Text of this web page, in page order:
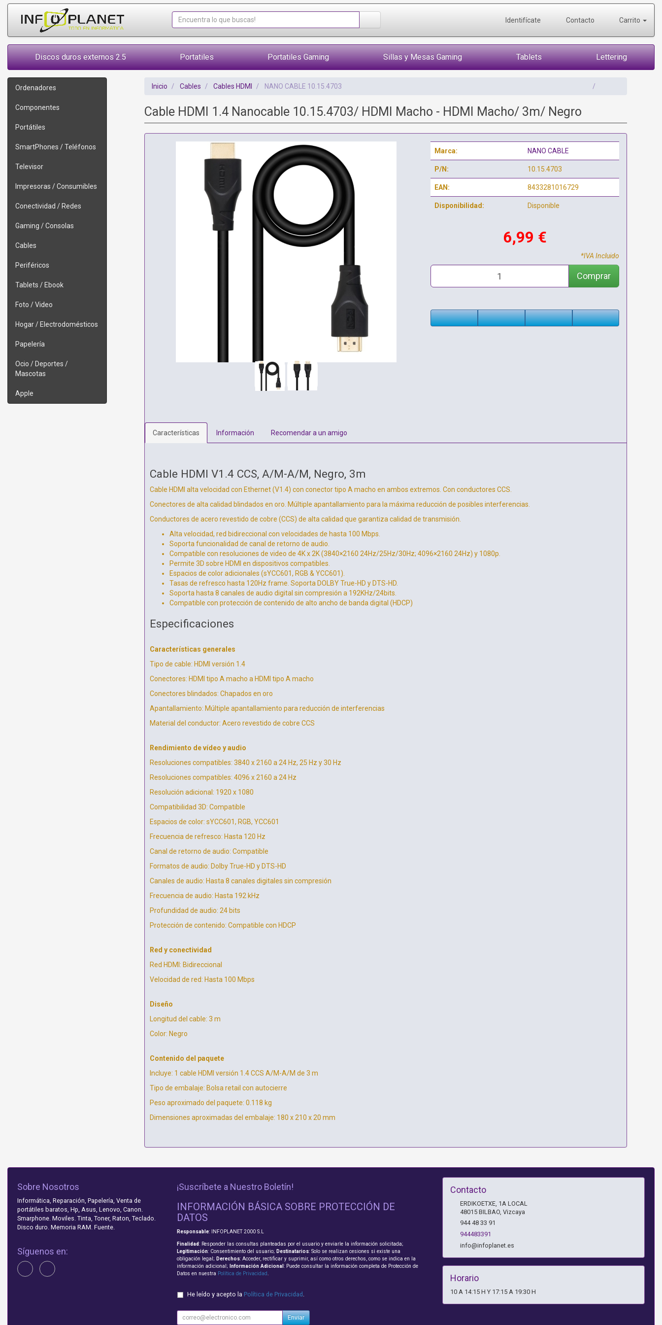
Identifícate Contacto Carrito
Discos duros externos 2.5 Portatiles Portatiles Gaming Sillas y Mesas Gaming Tablets Lettering
Ordenadores
Componentes
Portátiles
SmartPhones / Teléfonos
Televisor
Impresoras / Consumibles
Conectividad / Redes
Gaming / Consolas
Cables
Periféricos
Tablets / Ebook
Foto / Video
Hogar / Electrodomésticos
Papelería
Ocio / Deportes /
Mascotas
Apple
Inicio Cables Cables HDMI NANO CABLE 10.15.4703
Cable HDMI 1.4 Nanocable 10.15.4703/ HDMI Macho - HDMI Macho/ 3m/ Negro
Marca: NANO CABLE
P/N: 10.15.4703
EAN: 8433281016729
Disponibilidad: Disponible
6,99 €
*IVA Incluido
Comprar
Características Información Recomendar a un amigo
Cable HDMI V1.4 CCS, A/M-A/M, Negro, 3m
Cable HDMI alta velocidad con Ethernet (V1.4) con conector tipo A macho en ambos extremos. Con conductores CCS.
Conectores de alta calidad blindados en oro. Múltiple apantallamiento para la máxima reducción de posibles interferencias.
Conductores de acero revestido de cobre (CCS) de alta calidad que garantiza calidad de transmisión.
Alta velocidad, red bidireccional con velocidades de hasta 100 Mbps.
Soporta funcionalidad de canal de retorno de audio.
Compatible con resoluciones de video de 4K x 2K (3840×2160 24Hz/25Hz/30Hz; 4096×2160 24Hz) y 1080p.
Permite 3D sobre HDMI en dispositivos compatibles.
Espacios de color adicionales (sYCC601, RGB & YCC601).
Tasas de refresco hasta 120Hz frame. Soporta DOLBY True-HD y DTS-HD.
Soporta hasta 8 canales de audio digital sin compresión a 192KHz/24bits.
Compatible con protección de contenido de alto ancho de banda digital (HDCP)
Especificaciones
Características generales
Tipo de cable: HDMI versión 1.4
Conectores: HDMI tipo A macho a HDMI tipo A macho
Conectores blindados: Chapados en oro
Apantallamiento: Múltiple apantallamiento para reducción de interferencias
Material del conductor: Acero revestido de cobre CCS
Rendimiento de vídeo y audio
Resoluciones compatibles: 3840 x 2160 a 24 Hz, 25 Hz y 30 Hz
Resoluciones compatibles: 4096 x 2160 a 24 Hz
Resolución adicional: 1920 x 1080
Compatibilidad 3D: Compatible
Espacios de color: sYCC601, RGB, YCC601
Frecuencia de refresco: Hasta 120 Hz
Canal de retorno de audio: Compatible
Formatos de audio: Dolby True-HD y DTS-HD
Canales de audio: Hasta 8 canales digitales sin compresión
Frecuencia de audio: Hasta 192 kHz
Profundidad de audio: 24 bits
Protección de contenido: Compatible con HDCP
Red y conectividad
Red HDMI: Bidireccional
Velocidad de red: Hasta 100 Mbps
Diseño
Longitud del cable: 3 m
Color: Negro
Contenido del paquete
Incluye: 1 cable HDMI versión 1.4 CCS A/M-A/M de 3 m
Tipo de embalaje: Bolsa retail con autocierre
Peso aproximado del paquete: 0.118 kg
Dimensiones aproximadas del embalaje: 180 x 210 x 20 mm
Sobre Nosotros
Informática, Reparación, Papelería, Venta de
portátiles baratos, Hp, Asus, Lenovo, Canon.
Smarphone. Moviles. Tinta, Toner, Raton, Teclado.
Disco duro. Memoria RAM. Fuente.
Síguenos en:
¡Suscríbete a Nuestro Boletín!
INFORMACIÓN BÁSICA SOBRE PROTECCIÓN DE
DATOS
Responsable: INFOPLANET 2000 S.L
Finalidad: Responder las consultas planteadas por el usuario y enviarle la información solicitada;
Legitimación: Consentimiento del usuario; Destinatarios: Solo se realizan cesiones si existe una
obligación legal; Derechos: Acceder, rectificar y suprimir, así como otros derechos, como se indica en la
información adicional;
Información Adicional : Puede consultar la información completa de Protección de
Datos en nuestra Política de Privacidad.
He leído y acepto la Política de Privacidad .
Enviar
Contacto
ERDIKOETXE, 1A LOCAL
48015 BILBAO, Vizcaya
944 48 33 91
944483391
info@infoplanet.es
Horario
10 A 14:15 H Y 17:15 A 19:30 H